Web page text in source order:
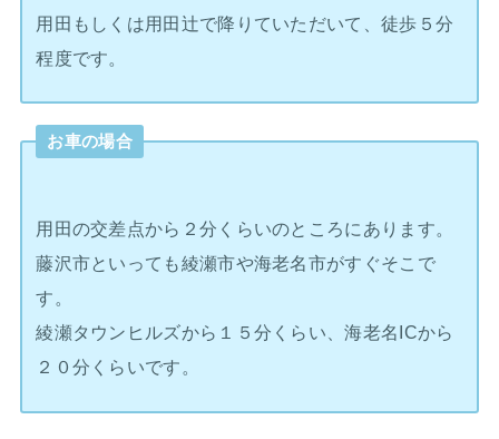
用田もしくは用田辻で降りていただいて、徒歩５分
程度です。
お車の場合
用田の交差点から２分くらいのところにあります。
藤沢市といっても綾瀬市や海老名市がすぐそこで
す。
綾瀬タウンヒルズから１５分くらい、海老名ICから
２０分くらいです。